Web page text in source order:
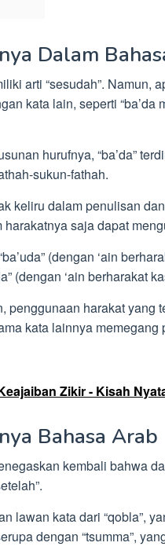
Dalam
arti “sesudah”.
kata lain, seperti “ba’da
hurufnya, “ba’da”
sukun-fathah.
keliru dalam penulisan
saja dapat
(dengan ‘ain
(dengan ‘ain berharakat
penggunaan harakat yang
kata lainnya
Zikir - Kisah
Bahasa Arab
kembali bahwa
lawan kata dari “qobla”,
dengan “tsumma”,